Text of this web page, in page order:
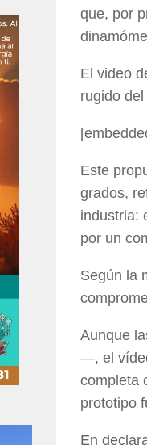
que, por
El video
rugido
Este
grados,
industria:
por un
Según la
Aunque
—, el
completa
prototipo
En